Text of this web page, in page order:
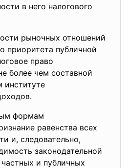
в него налогового
рыночных отношений
приоритета публичной
право
более чем составной
институте
формам
равенства всех
и, следовательно,
законодательной
и публичных